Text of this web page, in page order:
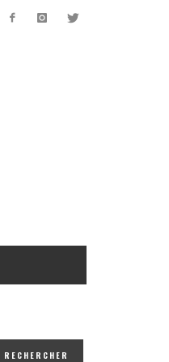
RECHERCHER